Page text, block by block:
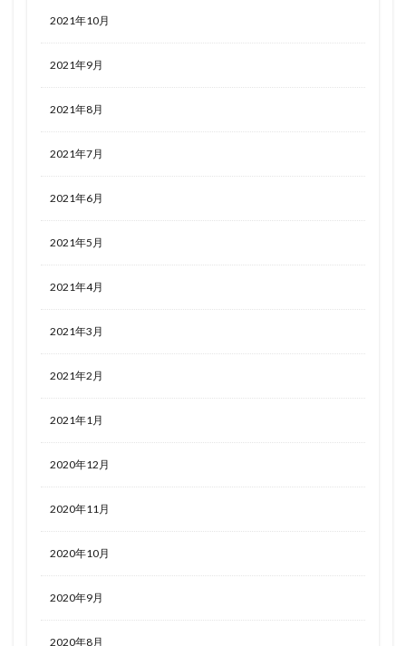
2021年10月
2021年9月
2021年8月
2021年7月
2021年6月
2021年5月
2021年4月
2021年3月
2021年2月
2021年1月
2020年12月
2020年11月
2020年10月
2020年9月
2020年8月